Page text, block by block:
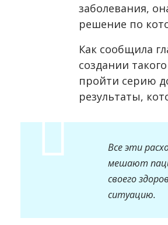
заболевания,
решение по
Как сообщила
создании
пройти серию
результаты,
Все эти
мешают
своего
ситуацию.